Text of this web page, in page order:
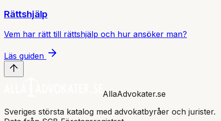
Rättshjälp
Vem har rätt till rättshjälp och hur ansöker man?
Läs guiden
AllaAdvokater.se
Sveriges största katalog med advokatbyråer och jurister.